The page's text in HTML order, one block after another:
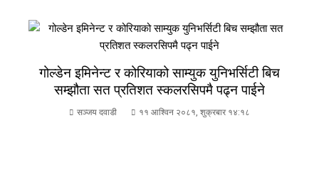
गोल्डेन इमिनेन्ट र कोरियाको साम्युक युनिभर्सिटी बिच
सम्झौता सत प्रतिशत स्कलरसिपमै पढ्न पाईने
सञ्जय दवाडी ११ आश्विन २०८१, शुक्रबार १४:१८